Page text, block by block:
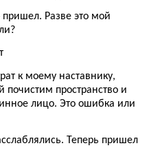
пришел. Разве это мой
к моему наставнику,
почистим пространство и
лицо. Это ошибка или
Теперь пришел